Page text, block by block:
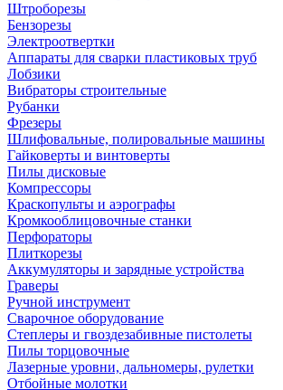
Штроборезы
Бензорезы
Электроотвертки
Аппараты для сварки пластиковых труб
Лобзики
Вибраторы строительные
Рубанки
Фрезеры
Шлифовальные, полировальные машины
Гайковерты и винтоверты
Пилы дисковые
Компрессоры
Краскопульты и аэрографы
Кромкооблицовочные станки
Перфораторы
Плиткорезы
Аккумуляторы и зарядные устройства
Граверы
Ручной инструмент
Сварочное оборудование
Степлеры и гвоздезабивные пистолеты
Пилы торцовочные
Лазерные уровни, дальномеры, рулетки
Отбойные молотки